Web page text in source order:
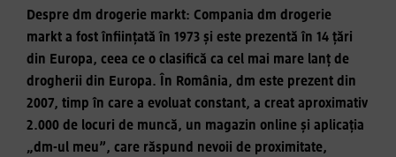
Despre dm drogerie markt: Compania dm drogerie
markt a fost înființată în 1973 și este prezentă în 14 țări
din Europa, ceea ce o clasifică ca cel mai mare lanț de
drogherii din Europa. În România, dm este prezent din
2007, timp în care a evoluat constant, a creat aproximativ
2.000 de locuri de muncă, un magazin online și aplicația
„dm-ul meu”, care răspund nevoii de proximitate,